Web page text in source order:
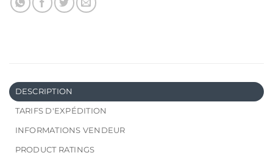
DESCRIPTION
TARIFS D'EXPÉDITION
INFORMATIONS VENDEUR
PRODUCT RATINGS